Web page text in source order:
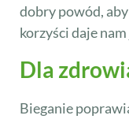
dobry powód, aby
korzyści daje
Dla
Bieganie